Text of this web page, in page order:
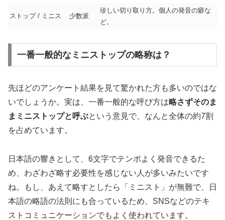
ストップ / ミニス 少数派
珍しい切り取り方。個人の発音の癖な
ど。
一番一般的なミニストップの略称は？
先ほどのアンケート結果を見て驚かれた方も多いのではな
いでしょうか。実は、一番一般的な呼び方は略さずそのま
まミニストップと呼ぶという意見で、なんと全体の約7割
を占めています。
日本語の響きとして、6文字でテンポよく発音できるた
め、わざわざ略す必要性を感じない人が多いみたいです
ね。もし、あえて略すとしたら
「ミニスト」が無難で、日
本語の略語の法則にも合っているため、SNSなどのテキ
ストコミュニケーションでもよく使われています。